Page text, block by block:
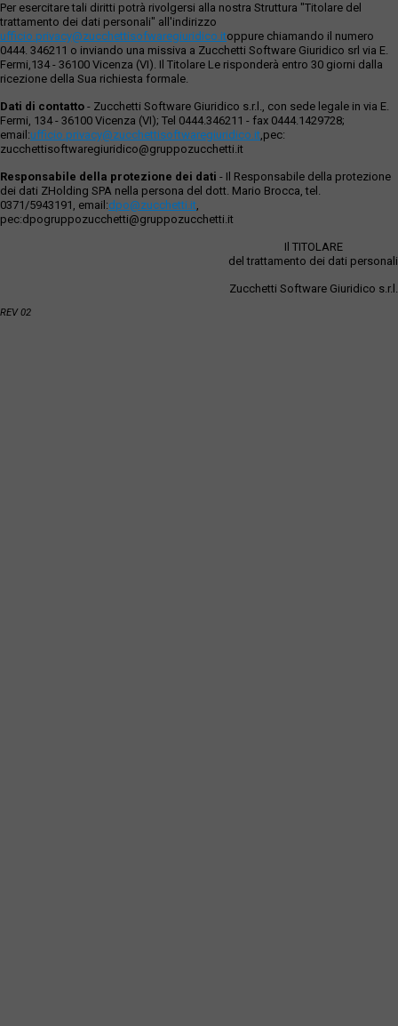
Per esercitare tali diritti potrà rivolgersi alla nostra Struttura "Titolare del
trattamento dei dati personali" all'indirizzo
ufficio.privacy@zucchettisofwaregiuridico.itoppure chiamando il numero
0444. 346211 o inviando una missiva a Zucchetti Software Giuridico srl via E.
Fermi,134 - 36100 Vicenza (VI). Il Titolare Le risponderà entro 30 giorni dalla
ricezione della Sua richiesta formale.
Dati di contatto - Zucchetti Software Giuridico s.r.l., con sede legale in via E.
Fermi, 134 - 36100 Vicenza (VI); Tel 0444.346211 - fax 0444.1429728;
email:ufficio.privacy@zucchettisoftwaregiuridico.it,pec:
zucchettisoftwaregiuridico@gruppozucchetti.it
Responsabile della protezione dei dati - Il Responsabile della protezione
dei dati ZHolding SPA nella persona del dott. Mario Brocca, tel.
0371/5943191, email:dpo@zucchetti.it,
pec:dpogruppozucchetti@gruppozucchetti.it
Il TITOLARE
del trattamento dei dati personali
Zucchetti Software Giuridico s.r.l.
REV 02